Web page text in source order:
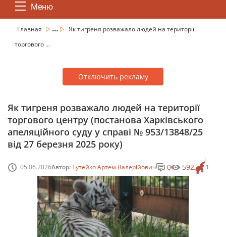
Меню
Главная ...
Як тигреня розважало людей на території
торгового ...
Отключить рекламу
Як тигреня розважало людей на території
торгового центру (постанова Харківського
апеляційного суду у справі № 953/13848/25
від 27 березня 2025 року)
05.06.2026Автор:Тутейко Артем Валерійович 1
0 592